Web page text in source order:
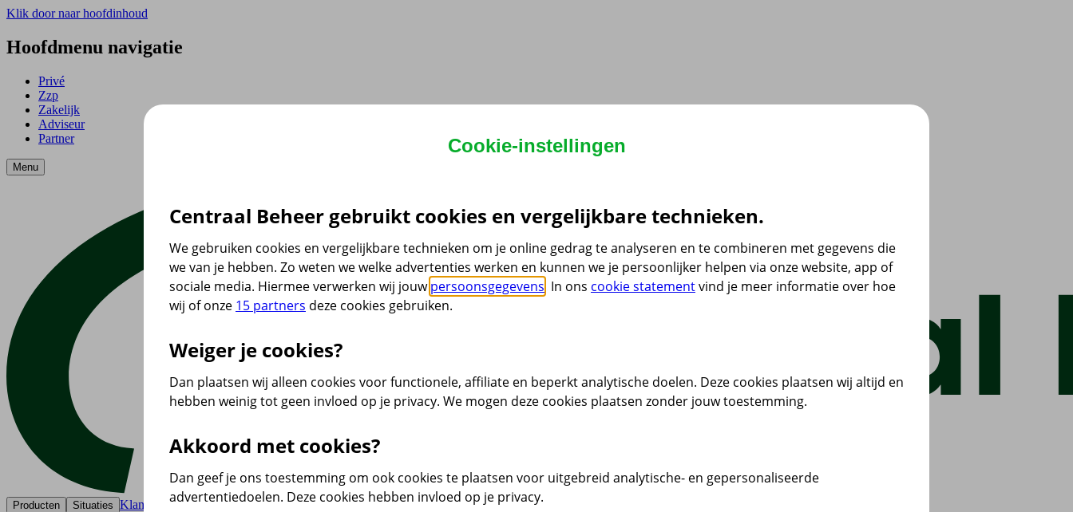
Klik door naar hoofdinhoud
Hoofdmenu navigatie
Privé
Zzp
Zakelijk
Adviseur
Partner
Menu
Producten Situaties Klantenservice
Cookie-instellingen
Centraal Beheer gebruikt cookies en vergelijkbare technieken.
We gebruiken cookies en vergelijkbare technieken om je online gedrag te analyseren en te combineren met gegevens die
we van je hebben. Zo weten we welke advertenties werken en kunnen we je persoonlijker helpen via onze website, app of
sociale media. Hiermee verwerken wij jouwpersoonsgegevens . In ons cookie statementvind je meer informatie over hoe
wij of onze 15 partners deze cookies gebruiken.
Weiger je cookies?
Dan plaatsen wij alleen cookies voor functionele, affiliate en beperkt analytische doelen. Deze cookies plaatsen wij altijd en
hebben weinig tot geen invloed op je privacy. We mogen deze cookies plaatsen zonder jouw toestemming.
Akkoord met cookies?
Dan geef je ons toestemming om ook cookies te plaatsen voor uitgebreid analytische- en gepersonaliseerde
advertentiedoelen. Deze cookies hebben invloed op je privacy.